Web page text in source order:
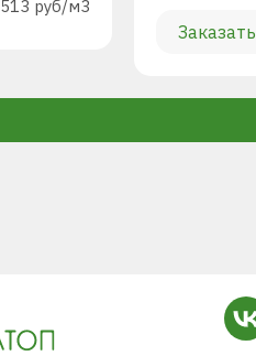
513 руб/м3
Заказать